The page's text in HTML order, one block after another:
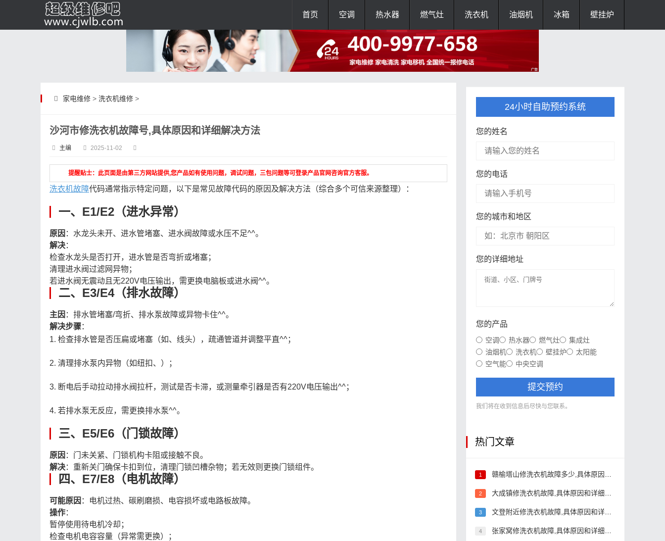
首页 空调 热水器 燃气灶 洗衣机 油烟机 冰箱 壁挂炉
家电维修> 洗衣机维修>
沙河市修洗衣机故障号,具体原因和详细解决方法
主编 2025-11-02
提醒贴士：此页面是由第三方网站提供,您产品如有使用问题，调试问题，三包问题等可登录产品官网咨询官方客服。
洗衣机故障代码通常指示特定问题，以下是常见故障代码的原因及解决方法（综合多个可信来源整理）：
一、E1/E2（进水异常）
原因 ：水龙头未开、进水管堵塞、进水阀故障或水压不足^^。
解决：
检查水龙头是否打开，进水管是否弯折或堵塞；
清理进水阀过滤网异物；
若进水阀无震动且无220V电压输出，需更换电脑板或进水阀^^。
二、E3/E4（排水故障）
主因 ：排水管堵塞/弯折、排水泵故障或异物卡住^^。
解决步骤：
1. 检查排水管是否压扁或堵塞（如、线头），疏通管道并调整平直^^；
2. 清理排水泵内异物（如纽扣、）；
3. 断电后手动拉动排水阀拉杆，测试是否卡滞，或测量牵引器是否有220V电压输出^^；
4. 若排水泵无反应，需更换排水泵^^。
三、E5/E6（门锁故障）
原因 ：门未关紧、门锁机构卡阻或接触不良。
解决：重新关门确保卡扣到位，清理门锁凹槽杂物；若无效则更换门锁组件。
四、E7/E8（电机故障）
可能原因 ：电机过热、碳刷磨损、电容损坏或电路板故障。
操作：
暂停使用待电机冷却；
检查电机电容容量（异常需更换）；
24小时自助预约系统
您的姓名
您的电话
您的城市和地区
您的详细地址
您的产品
空调 热水器 燃气灶
集成灶
油烟机
洗衣机 壁挂炉
太阳能
空气能
中央空调
提交预约
我们将在收到信息后尽快与您联系。
热门文章
1 赣榆塔山修洗衣机故障多少,具体原因和详细解决方法
2 大成镇修洗衣机故障,具体原因和详细解决方法
3 文登附近修洗衣机故障,具体原因和详细解决方法
4 张家窝修洗衣机故障,具体原因和详细解决方法